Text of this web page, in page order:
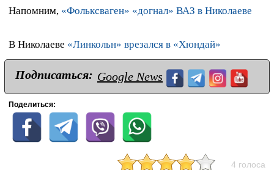
Напомним, «Фольксваген» «догнал» ВАЗ в Николаеве
В Николаеве «Линкольн» врезался в «Хюндай»
Подписаться: Google News
Поделиться:
4 голоса